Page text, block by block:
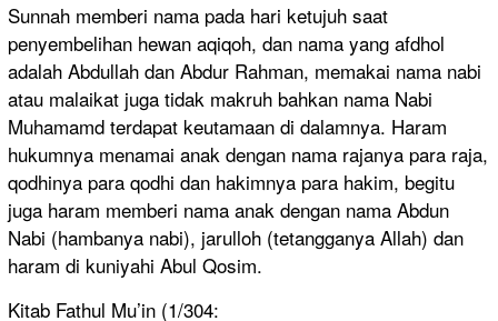
Sunnah memberi nama pada hari ketujuh saat
penyembelihan hewan aqiqoh, dan nama yang afdhol
adalah Abdullah dan Abdur Rahman, memakai nama nabi
atau malaikat juga tidak makruh bahkan nama Nabi
Muhamamd terdapat keutamaan di dalamnya. Haram
hukumnya menamai anak dengan nama rajanya para raja,
qodhinya para qodhi dan hakimnya para hakim, begitu
juga haram memberi nama anak dengan nama Abdun
Nabi (hambanya nabi), jarulloh (tetangganya Allah) dan
haram di kuniyahi Abul Qosim.
Kitab Fathul Mu’in (1/304: